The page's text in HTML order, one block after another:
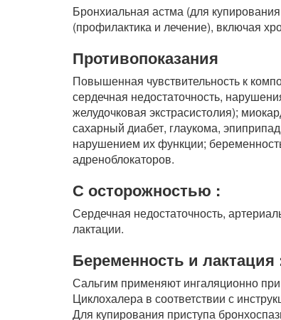
Бронхиальная астма (для
(профилактика и лечение), включая
Противопоказания
Повышенная чувствительность к
сердечная недостаточность,
желудочковая экстрасистолия);
сахарный диабет, глаукома,
нарушением их функции;
адреноблокаторов.
С осторожностью :
Сердечная недостаточность,
лактации.
Беременность и лактация
Сальгим применяют ингаляционно
Циклохалера в соответствии с
Для купирования приступа